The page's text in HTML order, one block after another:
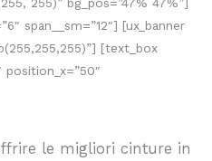
span__sm=”12″] [ux_banner
[text_box
le migliori cinture in